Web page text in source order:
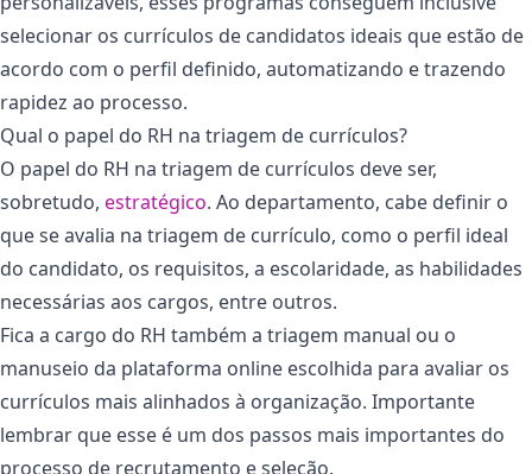
selecionar os currículos de candidatos ideais que estão de
acordo com o perfil definido, automatizando e trazendo
rapidez ao processo.
Qual o papel do RH na triagem de currículos?
O papel do RH na triagem de currículos deve ser,
sobretudo, estratégico. Ao departamento, cabe definir o
que se avalia na triagem de currículo, como o perfil ideal
do candidato, os requisitos, a escolaridade, as habilidades
necessárias aos cargos, entre outros.
Fica a cargo do RH também a triagem manual ou o
manuseio da plataforma online escolhida para avaliar os
currículos mais alinhados à organização. Importante
lembrar que esse é um dos passos mais importantes do
processo de recrutamento e seleção.